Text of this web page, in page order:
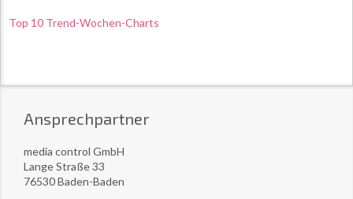
Top 10 Trend-Wochen-Charts
Ansprechpartner
media control GmbH
Lange Straße 33
76530 Baden-Baden